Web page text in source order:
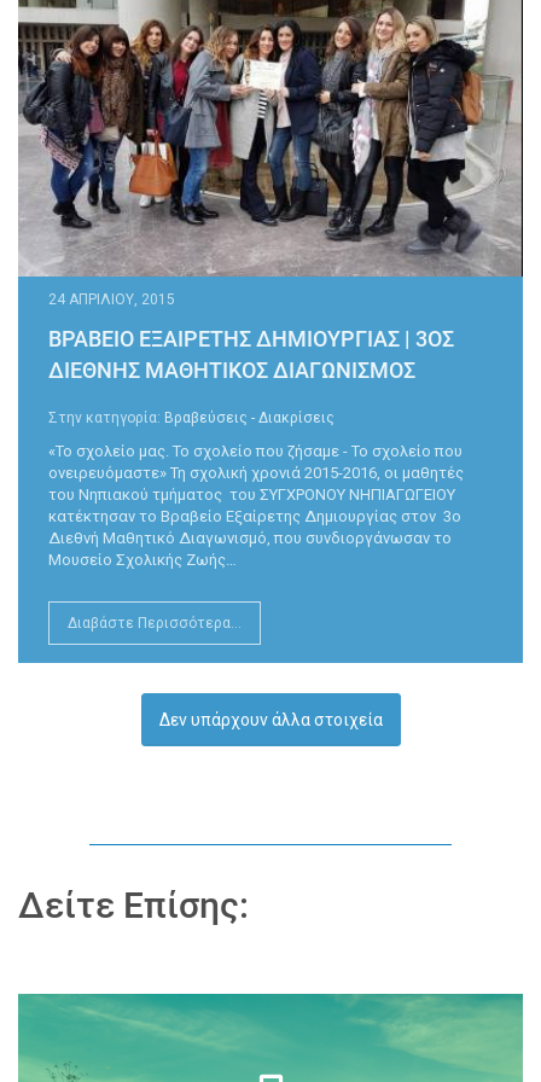
24 ΑΠΡΙΛΊΟΥ, 2015
ΒΡΑΒΕΙΟ ΕΞΑΙΡΕΤΗΣ ΔΗΜΙΟΥΡΓΙΑΣ | 3ΟΣ
ΔΙΕΘΝΉΣ ΜΑΘΗΤΙΚΌΣ ΔΙΑΓΩΝΙΣΜΌΣ
Στην κατηγορία: Βραβεύσεις - Διακρίσεις
«Το σχολείο μας. Το σχολείο που ζήσαμε - Το σχολείο που
ονειρευόμαστε» Τη σχολική χρονιά 2015-2016, οι μαθητές
του Νηπιακού τμήματος του ΣΥΓΧΡΟΝΟΥ ΝΗΠΙΑΓΩΓΕΙΟΥ
κατέκτησαν το Βραβείο Εξαίρετης Δημιουργίας στον 3ο
Διεθνή Μαθητικό Διαγωνισμό, που συνδιοργάνωσαν το
Μουσείο Σχολικής Ζωής…
Διαβάστε Περισσότερα...
Δεν υπάρχουν άλλα στοιχεία
Δείτε Επίσης: